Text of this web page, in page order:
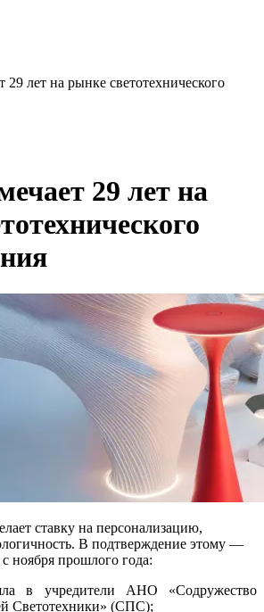
29 лет на рынке светотехнического
29 лет на
ставку на персонализацию,
В подтверждение этому —
ноября прошлого года:
в учредители АНО «Содружество
Светотехники» (СПС);